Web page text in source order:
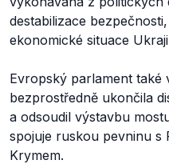
destabilizace
ekonomické situace
Evropský parlament také
bezprostředně ukončila
a odsoudil výstavbu
spojuje ruskou pevninu s
Krymem.